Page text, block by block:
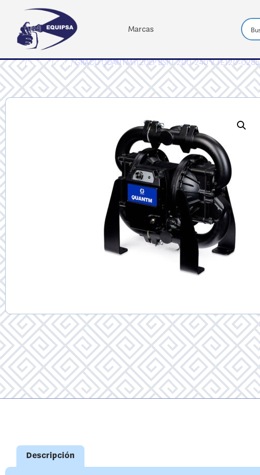
Marcas
Inicio/Graco/PRO/ GRACO QUANTM i120LP BSPT 200-240 V TE120-0285
Descripción